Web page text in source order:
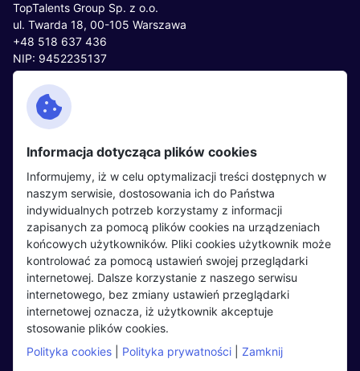
TopTalents Group Sp. z o.o.
ul. Twarda 18, 00-105 Warszawa
+48 518 637 436
NIP: 9452235137
Kontakt
Facebook
Twitter
LinkedIn
Partnerzy
Wydarzenia
Kandydaci
Regulamin kandydata
Oferty pracy
Pracodawcy
Opinie o pracodawcach
Pracodawcy
Regulamin pracodawcy
Dodaj ogłoszenie
Informacja dotycząca plików cookies
Informujemy, iż w celu optymalizacji treści dostępnych w
naszym serwisie, dostosowania ich do Państwa
indywidualnych potrzeb korzystamy z informacji
zapisanych za pomocą plików cookies na urządzeniach
końcowych użytkowników. Pliki cookies użytkownik może
kontrolować za pomocą ustawień swojej przeglądarki
internetowej. Dalsze korzystanie z naszego serwisu
internetowego, bez zmiany ustawień przeglądarki
internetowej oznacza, iż użytkownik akceptuje
stosowanie plików cookies.
Polityka cookies
Polityka prywatności Zamknij